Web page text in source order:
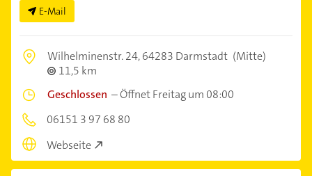
E-Mail
Wilhelminenstr. 24,64283 Darmstadt (Mitte)
11,5 km
Geschlossen –Öffnet Freitag um 08:00
06151 3 97 68 80
Webseite